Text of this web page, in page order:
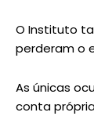
O Instituto
perderam o
As únicas
conta